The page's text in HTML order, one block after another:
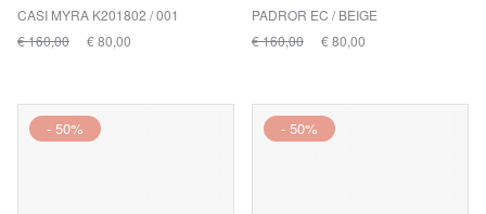
CASI MYRA K201802 / 001
€ 160,00
€ 80,00
PADROR EC / BEIGE
€ 160,00
€ 80,00
- 50% - 50%